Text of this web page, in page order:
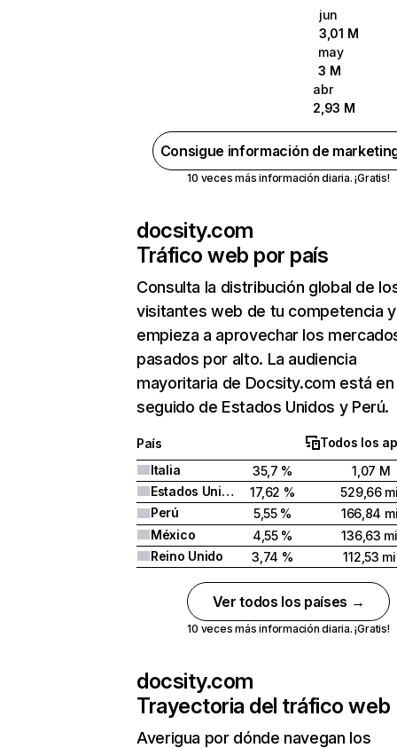
jun
3,01 M
may
3 M
abr
2,93 M
Consigue información de
10 veces más información diaria. ¡Gratis!
docsity.com
Tráfico web por país
Consulta la distribución global de
visitantes web de tu competencia y
empieza a aprovechar los
pasados por alto. La audiencia
mayoritaria de Docsity.com está en
seguido de Estados Unidos y Perú.
País
Todos los
Italia
35,7 %
1,07 M
Estados Unidos
17,62 %
529,66
Perú
5,55 %
166,84
México
4,55 %
136,63
Reino Unido
3,74 % 112,53
Ver todos los países →
10 veces más información diaria. ¡Gratis!
docsity.com
Trayectoria del tráfico web
Averigua por dónde navegan los